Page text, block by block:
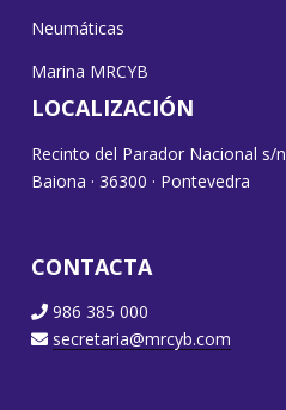
Neumáticas
Marina MRCYB
LOCALIZACIÓN
Recinto del Parador Nacional s/n
Baiona · 36300 · Pontevedra
CONTACTA
986 385 000
secretaria@mrcyb.com